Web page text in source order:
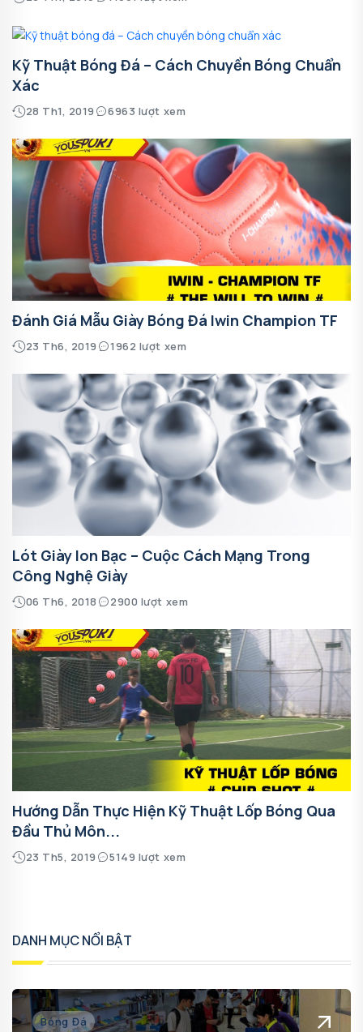
Kỹ Thuật Bóng Đá – Cách Chuyền Bóng Chuẩn
Xác
28 Th1, 2019 6963 lượt xem
Đánh Giá Mẫu Giày Bóng Đá Iwin Champion TF
23 Th6, 2019 1962 lượt xem
Lót Giày Ion Bạc – Cuộc Cách Mạng Trong
Công Nghệ Giày
06 Th6, 2018 2900 lượt xem
Hướng Dẫn Thực Hiện Kỹ Thuật Lốp Bóng Qua
Đầu Thủ Môn...
23 Th5, 2019 5149 lượt xem
DANH MỤC NỔI BẬT
Bóng Đá